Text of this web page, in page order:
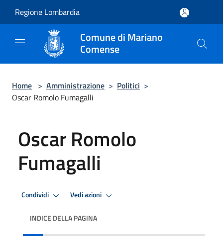
Regione Lombardia
Comune di Mariano
Comense
Home > Amministrazione > Politici >
Oscar Romolo Fumagalli
Oscar Romolo
Fumagalli
Condividi Vedi azioni
INDICE DELLA PAGINA